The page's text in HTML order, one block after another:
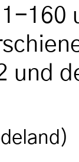
160
und